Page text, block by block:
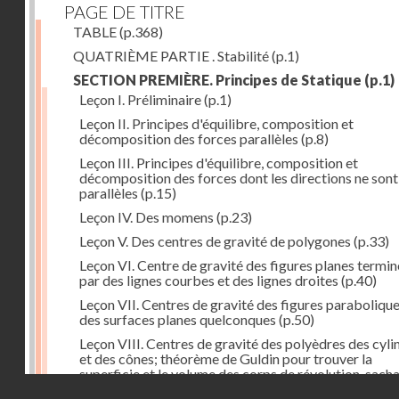
PAGE DE TITRE
TABLE(p.368)
QUATRIÈME PARTIE . Stabilité(p.1)
SECTION PREMIÈRE. Principes de Statique (p.1)
Leçon I. Préliminaire(p.1)
Leçon II. Principes d'équilibre, composition et
décomposition des forces parallèles (p.8)
Leçon III. Principes d'équilibre, composition et
décomposition des forces dont les directions ne
parallèles (p.15)
Leçon IV. Des momens (p.23)
Leçon V. Des centres de gravité de polygones (p.33)
Leçon VI. Centre de gravité des figures planes
par des lignes courbes et des lignes droites (p.40)
Leçon VII. Centres de gravité des figures
des surfaces planes quelconques (p.50)
Leçon VIII. Centres de gravité des polyèdres des
et des cônes; théorème de Guldin pour trouver la
superficie et le volume des corps de révolution,